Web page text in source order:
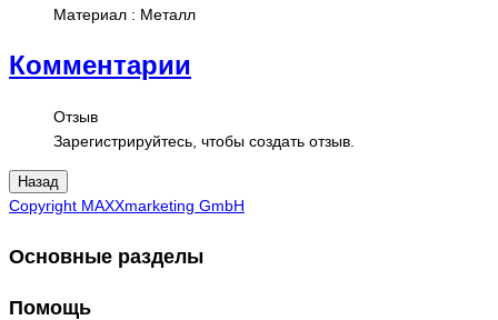
Материал : Металл
Комментарии
Отзыв
Зарегистрируйтесь, чтобы создать отзыв.
Copyright MAXXmarketing GmbH
Основные разделы
Помощь